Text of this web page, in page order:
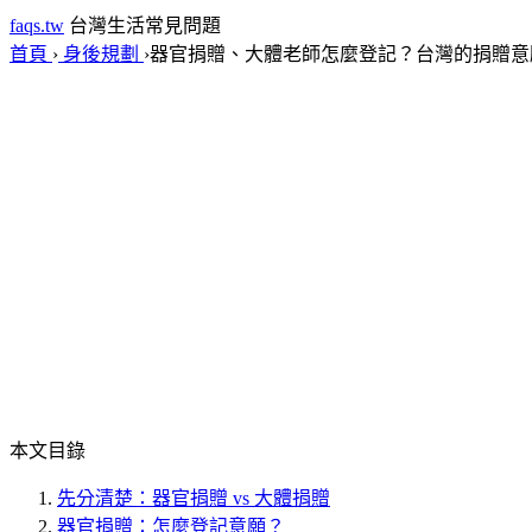
faqs.tw 台灣生活常見問題
首頁 › 身後規劃 ›器官捐贈、大體老師怎麼登記？台灣的捐贈
本文目錄
先分清楚：器官捐贈 vs 大體捐贈
器官捐贈：怎麼登記意願？